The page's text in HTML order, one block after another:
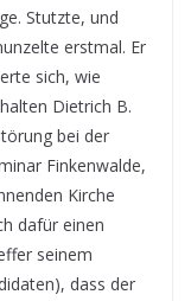
Stutzte, und
erstmal. Er
sich, wie
Dietrich B.
bei der
Finkenwalde,
Kirche
dafür einen
seinem
dass der